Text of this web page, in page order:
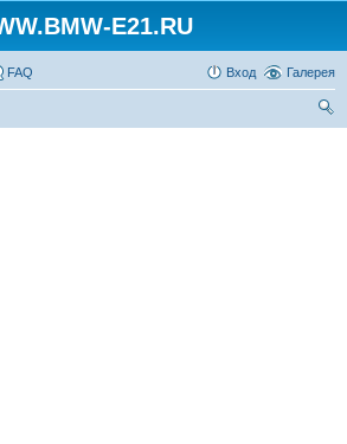
E21.RU
Галерея
FAQ Вход